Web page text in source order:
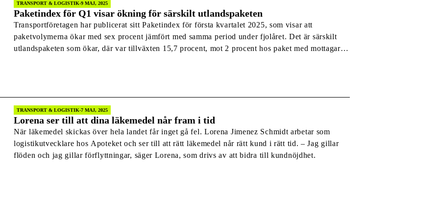
TRANSPORT & LOGISTIK 9 MAJ, 2025
Paketindex för Q1 visar ökning för särskilt utlandspaketen
Transportföretagen har publicerat sitt Paketindex för första kvartalet 2025, som visar att
paketvolymerna ökar med sex procent jämfört med samma period under fjolåret. Det är särskilt
utlandspaketen som ökar, där var tillväxten 15,7 procent, mot 2 procent hos paket med mottagare
TRANSPORT & LOGISTIK 7 MAJ, 2025
Lorena ser till att dina läkemedel når fram i tid
När läkemedel skickas över hela landet får inget gå fel. Lorena Jimenez Schmidt arbetar som
logistikutvecklare hos Apoteket och ser till att rätt läkemedel når rätt kund i rätt tid. – Jag gillar
flöden och jag gillar förflyttningar, säger Lorena, som drivs av att bidra till kundnöjdhet.